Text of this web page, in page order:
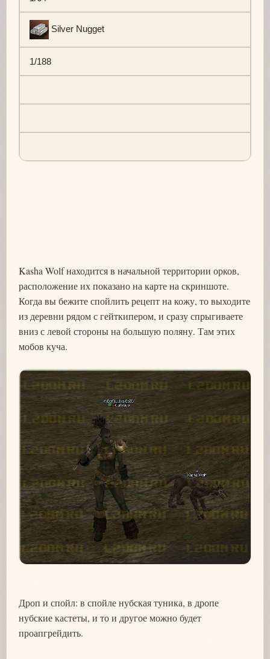
Silver Nugget
1/188
Kasha Wolf находится в начальной территории орков,
расположение их показано на карте на скриншоте.
Когда вы бежите спойлить рецепт на кожу, то выходите
из деревни рядом с гейткипером, и сразу спрыгиваете
вниз с левой стороны на большую поляну. Там этих
мобов куча.
Дроп и спойл: в спойле нубская туника, в дропе
нубские кастеты, и то и другое можно будет
проапгрейдить.